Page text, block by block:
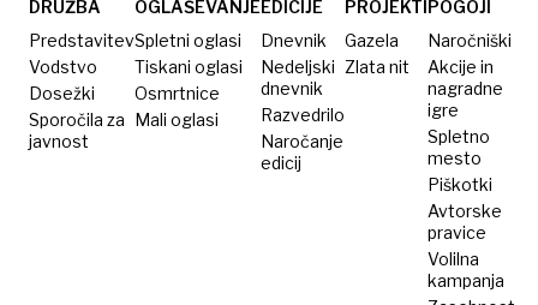
DRUŽBA
Predstavitev
Vodstvo
Dosežki
Sporočila za
javnost
OGLAŠEVANJE
Spletni oglasi
Tiskani oglasi
Osmrtnice
Mali oglasi
EDICIJE
Dnevnik
Nedeljski
dnevnik
Razvedrilo
Naročanje
edicij
PROJEKTI
Gazela
Zlata nit
POGOJI
Naročniški
Akcije in
nagradne
igre
Spletno
mesto
Piškotki
Avtorske
pravice
Volilna
kampanja